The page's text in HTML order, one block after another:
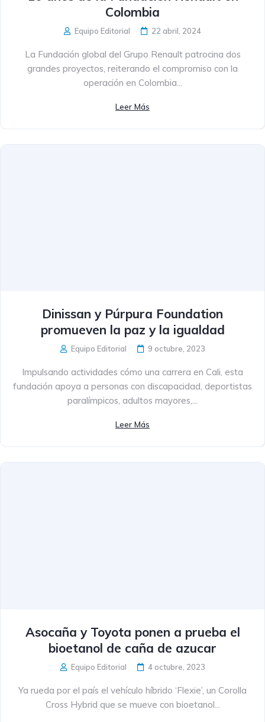
Colombia
Equipo Editorial 22 abril, 2024
La Fundación global del Grupo Renault patrocina dos
grandes proyectos, reiterando el compromiso con la
operación en Colombia...
Leer Más
Dinissan y Púrpura Foundation
promueven la paz y la igualdad
Equipo Editorial 9 octubre, 2023
Impulsando actividades cómo una carrera en Cali, esta
fundación apoya a personas con discapacidad, deportistas
paralímpicos, adultos mayores,...
Leer Más
Asocaña y Toyota ponen a prueba el
bioetanol de caña de azucar
Equipo Editorial 4 octubre, 2023
Ya rueda por el país el vehículo híbrido ‘Flexie’, un Corolla
Cross Hybrid que se mueve con bioetanol...